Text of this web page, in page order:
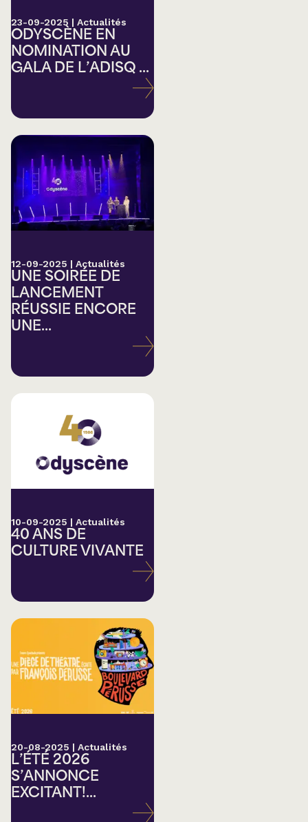
23-09-2025 | Actualités
ODYSCÈNE EN
NOMINATION AU
GALA DE L’ADISQ ...
12-09-2025 | Actualités
UNE SOIRÉE DE
LANCEMENT
RÉUSSIE ENCORE
UNE...
10-09-2025 | Actualités
40 ANS DE
CULTURE VIVANTE
20-08-2025 | Actualités
L’ÉTÉ 2026
S’ANNONCE
EXCITANT!...